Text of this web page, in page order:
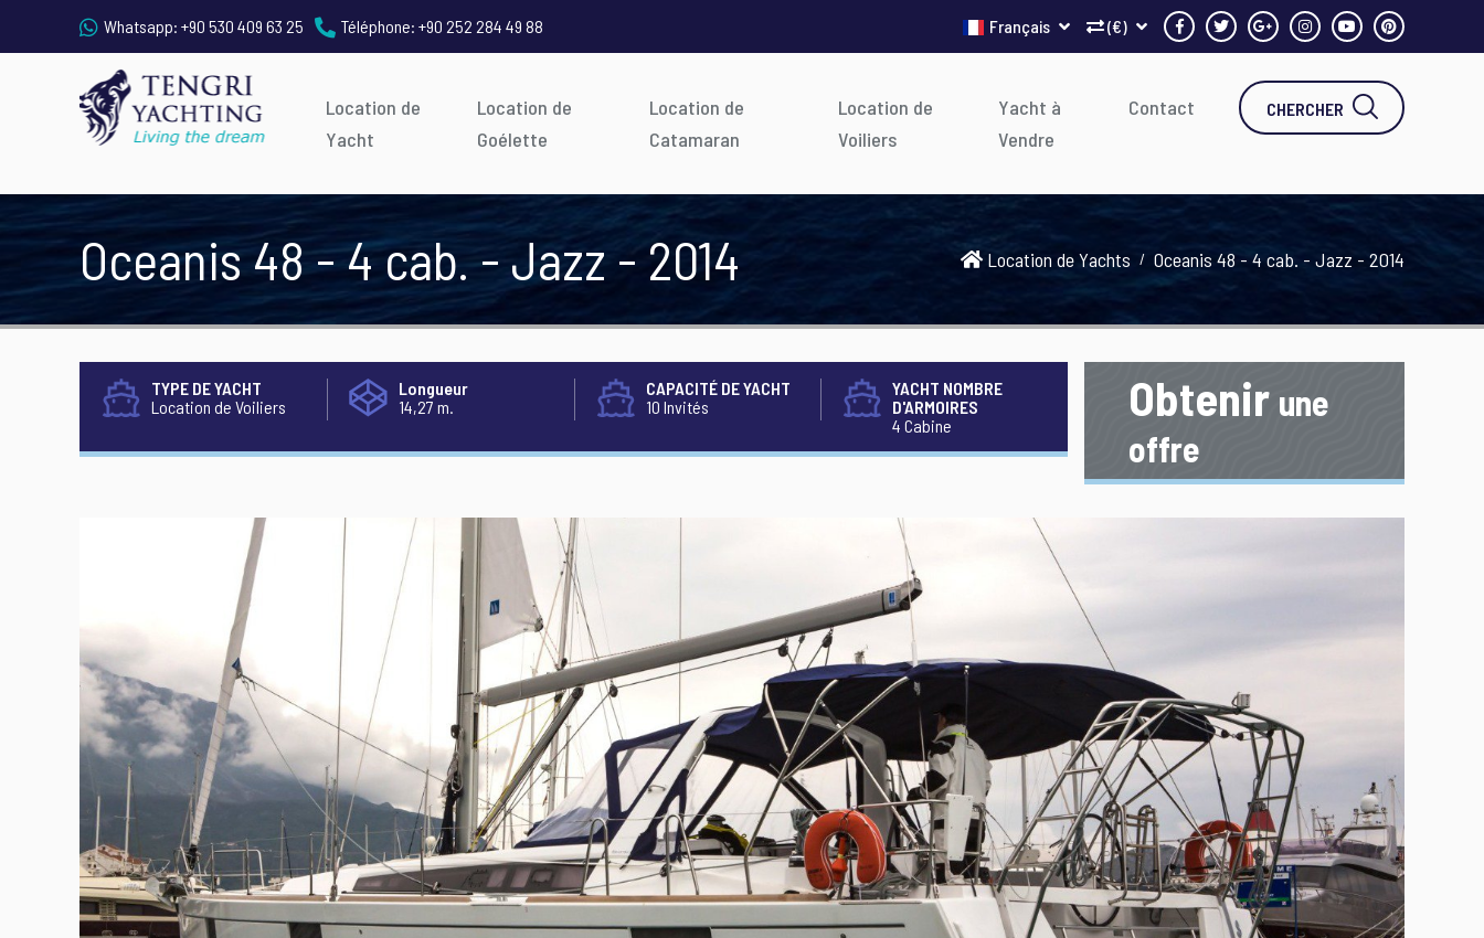
Whatsapp: +90 530 409 63 25 Téléphone: +90 252 284 49 88 (€)
Français
Location de
Yacht
Location de
Goélette
Location de
Catamaran
Location de
Voiliers
Yacht à
Vendre
Contact CHERCHER
Oceanis 48 - 4 cab. - Jazz - 2014 Location de Yachts Oceanis 48 - 4 cab. - Jazz - 2014
TYPE DE YACHT
Location de Voiliers
Longueur
14,27 m.
CAPACITÉ DE YACHT
10 Invités
YACHT NOMBRE
D'ARMOIRES
4 Cabine
Obtenir une
offre